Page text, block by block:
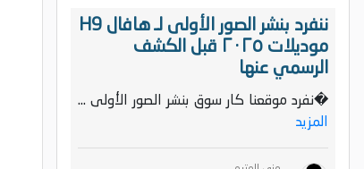
ننفرد بنشر الصور الأولى لـ هافال H9
موديلات ٢٠٢٥ قبل الكشف
الرسمي عنها
�نفرد موقعنا كار سوق بنشر الصور الأولى ...
المزيد